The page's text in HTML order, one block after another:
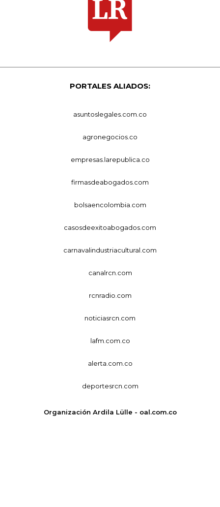
PORTALES ALIADOS:
asuntoslegales.com.co
agronegocios.co
empresas.larepublica.co
firmasdeabogados.com
bolsaencolombia.com
casosdeexitoabogados.com
carnavalindustriacultural.com
canalrcn.com
rcnradio.com
noticiasrcn.com
lafm.com.co
alerta.com.co
deportesrcn.com
Organización Ardila Lülle - oal.com.co